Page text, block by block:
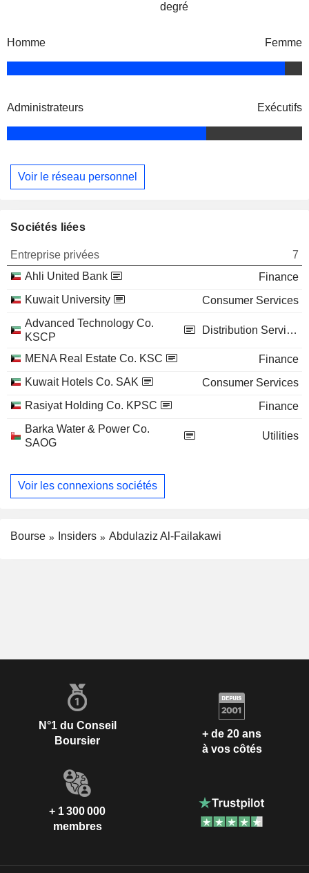
degré
Homme Femme
Administrateurs Exécutifs
Voir le réseau personnel
Sociétés liées
Entreprise privées
7
Ahli United Bank
Finance
Kuwait University
Consumer Services
Advanced Technology Co.
KSCP
Distribution Services
MENA Real Estate Co. KSC
Finance
Kuwait Hotels Co. SAK
Consumer Services
Rasiyat Holding Co. KPSC
Finance
Barka Water & Power Co.
SAOG
Utilities
Voir les connexions sociétés
Bourse Insiders Abdulaziz Al-Failakawi
N°1 du Conseil
Boursier
+ de 20 ans
à vos côtés
+ 1 300 000
membres